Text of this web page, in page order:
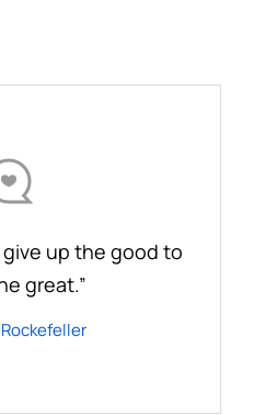
give up the good to
great.”
Rockefeller